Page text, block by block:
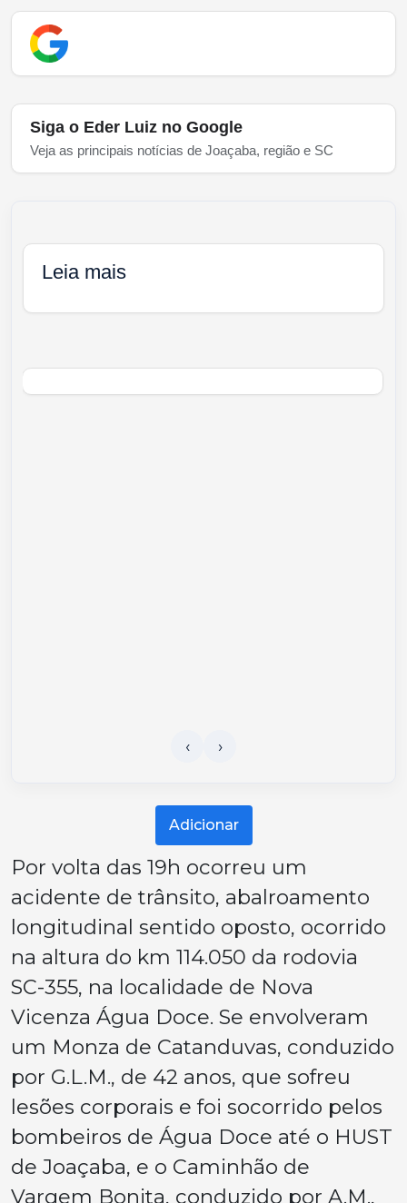
Siga o Eder Luiz no Google
Veja as principais notícias de Joaçaba, região e SC
Leia mais
Adicionar
Por volta das 19h ocorreu um
acidente de trânsito, abalroamento
longitudinal sentido oposto, ocorrido
na altura do km 114.050 da rodovia
SC-355, na localidade de Nova
Vicenza Água Doce. Se envolveram
um Monza de Catanduvas, conduzido
por G.L.M., de 42 anos, que sofreu
lesões corporais e foi socorrido pelos
bombeiros de Água Doce até o HUST
de Joaçaba, e o Caminhão de
Vargem Bonita, conduzido por A.M.,